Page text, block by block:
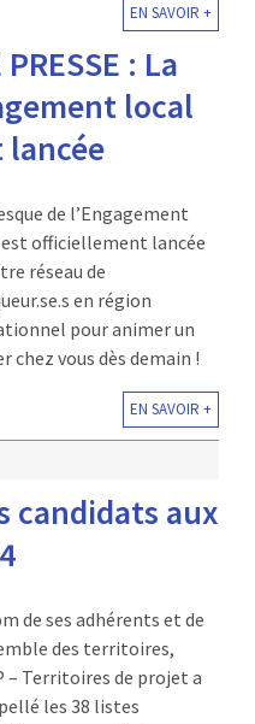
EN SAVOIR +
: La
local
de l’Engagement
officiellement lancée
réseau de
en région
pour animer un
chez vous dès demain !
EN SAVOIR +
candidats aux
de ses adhérents et de
des territoires,
– Territoires de projet a
les 38 listes